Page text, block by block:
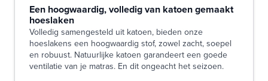
Een hoogwaardig, volledig van katoen gemaakt
hoeslaken
Volledig samengesteld uit katoen, bieden onze
hoeslakens een hoogwaardig stof, zowel zacht, soepel
en robuust. Natuurlijke katoen garandeert een goede
ventilatie van je matras. En dit ongeacht het seizoen.